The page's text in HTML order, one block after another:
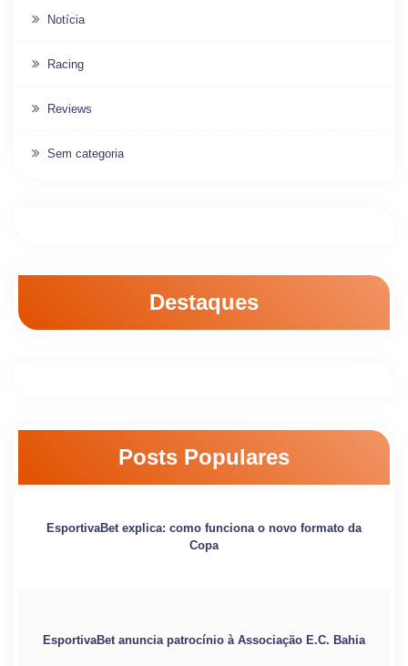
Notícia
Racing
Reviews
Sem categoria
Destaques
Posts Populares
EsportivaBet explica: como funciona o novo formato da
Copa
EsportivaBet anuncia patrocínio à Associação E.C. Bahia